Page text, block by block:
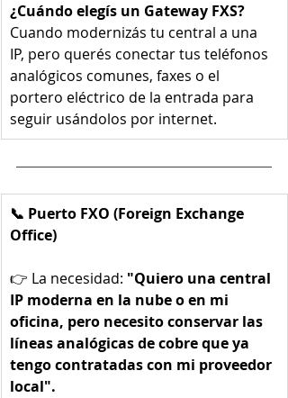
¿Cuándo elegís un Gateway FXS?
Cuando modernizás tu central a una
IP, pero querés conectar tus teléfonos
analógicos comunes, faxes o el
portero eléctrico de la entrada para
seguir usándolos por internet.
📞 Puerto FXO (Foreign Exchange
Office)
👉 La necesidad: "Quiero una central
IP moderna en la nube o en mi
oficina, pero necesito conservar las
líneas analógicas de cobre que ya
tengo contratadas con mi proveedor
local".